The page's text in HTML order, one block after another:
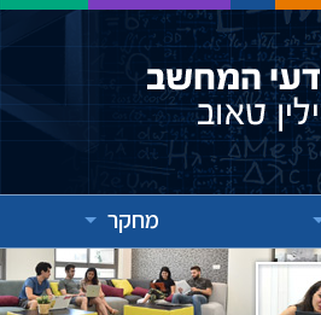
מחקר